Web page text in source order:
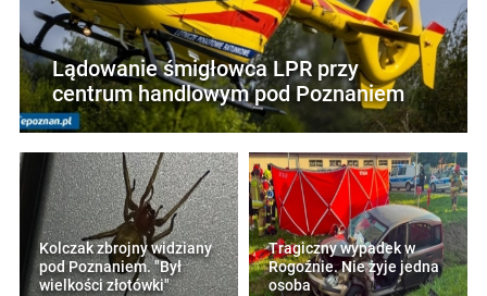
Lądowanie śmigłowca LPR przy
centrum handlowym pod Poznaniem
Kolczak zbrojny widziany
pod Poznaniem. "Był
wielkości złotówki"
Tragiczny wypadek w
Rogoźnie. Nie żyje jedna
osoba